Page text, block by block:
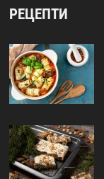
РЕЦЕПТИ